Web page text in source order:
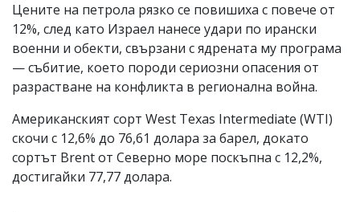
ни!
Цените на петрола рязко се повишиха с повече от
12%, след като Израел нанесе удари по ирански
военни и обекти, свързани с ядрената му програма
— събитие, което породи сериозни опасения от
разрастване на конфликта в регионална война.
Американският сорт West Texas Intermediate (WTI)
скочи с 12,6% до 76,61 долара за барел, докато
сортът Brent от Северно море поскъпна с 12,2%,
достигайки 77,77 долара.